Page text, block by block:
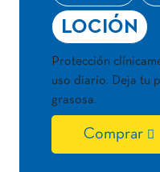
LOCIÓN
Protección
uso diario. Deja tu
grasosa.
Comprar